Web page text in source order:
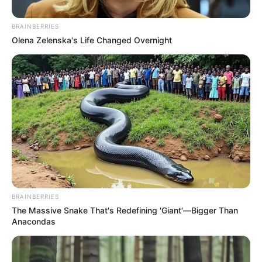
BARRIO ANTIOQUIA
Escondían la marihuana en los techos
de las casas: capturan a siete
supuestos jibaros en barrio Antioquia
BELLO, ANTIOQUIA
Los tentáculos de los
jíbaros fueron capturados
en Entrerríos, Antioquia
CAPTURAS
BRAINBERRIES
Olena Zelenska's Life Changed Overnight
BRAINBERRIES
The Massive Snake That's Redefining 'Giant'—Bigger Than
Anacondas